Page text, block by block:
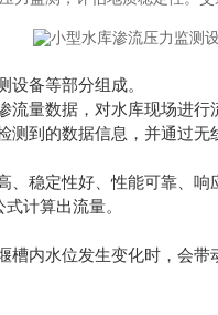
设备等部分组成。
量数据，对水库现场进行
到的数据信息，并通过无
稳定性好、性能可靠、
计算出流量。
内水位发生变化时，会